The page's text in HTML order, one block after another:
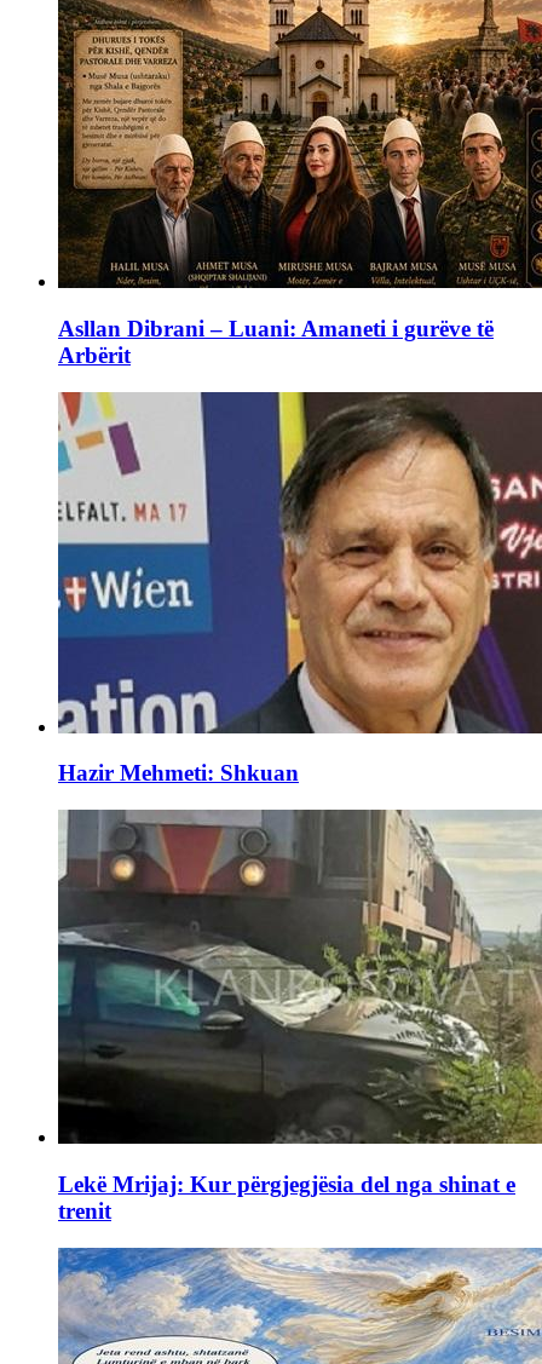
Asllan Dibrani – Luani: Amaneti i gurëve të
Arbërit
Hazir Mehmeti: Shkuan
Lekë Mrijaj: Kur përgjegjësia del nga shinat e
trenit